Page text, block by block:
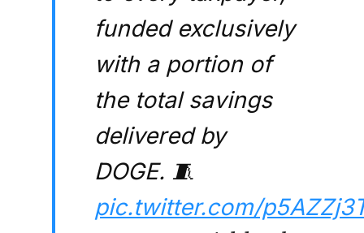
funded exclusively
with a portion of
the total savings
delivered by
DOGE. 🧵
pic.twitter.com/